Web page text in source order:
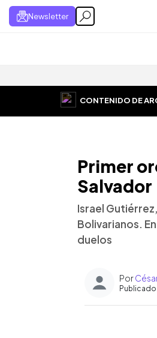
Newsletter
CONTENIDO DE
Primer
Salvador
Israel
Bolivarianos.
duelos
Por
Publicado